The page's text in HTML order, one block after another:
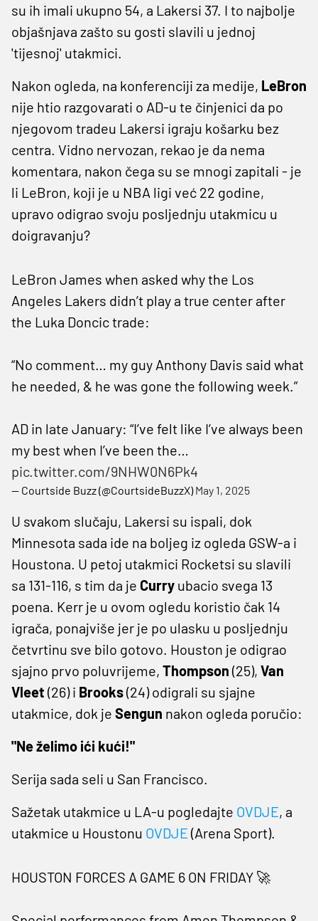
su ih imali ukupno 54, a Lakersi 37. I to najbolje
objašnjava zašto su gosti slavili u jednoj
'tijesnoj' utakmici.
Nakon ogleda, na konferenciji za medije, LeBron
nije htio razgovarati o AD-u te činjenici da po
njegovom tradeu Lakersi igraju košarku bez
centra. Vidno nervozan, rekao je da nema
komentara, nakon čega su se mnogi zapitali - je
li LeBron, koji je u NBA ligi već 22 godine,
upravo odigrao svoju posljednju utakmicu u
doigravanju?
LeBron James when asked why the Los
Angeles Lakers didn’t play a true center after
the Luka Doncic trade:
“No comment… my guy Anthony Davis said what
he needed, & he was gone the following week.”
AD in late January: “I’ve felt like I’ve always been
my best when I’ve been the…
pic.twitter.com/9NHW0N6Pk4
— Courtside Buzz (@CourtsideBuzzX)May 1, 2025
U svakom slučaju, Lakersi su ispali, dok
Minnesota sada ide na boljeg iz ogleda GSW-a i
Houstona. U petoj utakmici Rocketsi su slavili
sa 131-116, s tim da je Curry ubacio svega 13
poena. Kerr je u ovom ogledu koristio čak 14
igrača, ponajviše jer je po ulasku u posljednju
četvrtinu sve bilo gotovo. Houston je odigrao
sjajno prvo poluvrijeme, Thompson (25), Van
Vleet (26) i Brooks(24) odigrali su sjajne
utakmice, dok je Sengun nakon ogleda poručio:
"Ne želimo ići kući!"
Serija sada seli u San Francisco.
Sažetak utakmice u LA-u pogledajte OVDJE, a
utakmice u Houstonu OVDJE (Arena Sport).
HOUSTON FORCES A GAME 6 ON FRIDAY 🚀